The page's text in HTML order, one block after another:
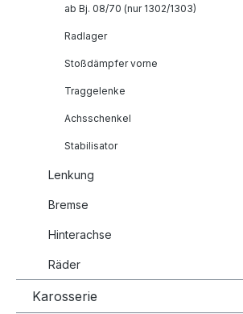
ab Bj. 08/70 (nur 1302/1303)
Radlager
Stoßdämpfer vorne
Traggelenke
Achsschenkel
Stabilisator
Lenkung
Bremse
Hinterachse
Räder
Karosserie